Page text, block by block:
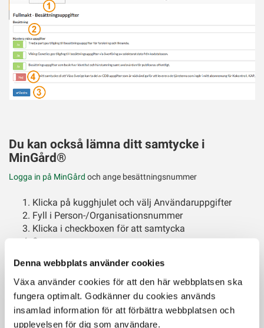
Denna webbplats använder cookies
Växa använder cookies för att den här webbplatsen ska
fungera optimalt. Godkänner du cookies används
insamlad information för att förbättra webbplatsen och
upplevelsen för dig som användare.
Du kan också lämna ditt samtycke i
MinGård®
Logga in på MinGård och ange besättningsnummer
Klicka på kugghjulet och välj Användaruppgifter
Fyll i Person-/Organisationsnummer
Klicka i checkboxen för att samtycka
Spara
- Har du fler SE-nummer behöver du lämna samtycke för samtliga.